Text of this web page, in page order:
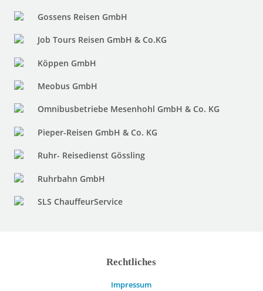
Gossens Reisen GmbH
Job Tours Reisen GmbH & Co.KG
Köppen GmbH
Meobus GmbH
Omnibusbetriebe Mesenhohl GmbH & Co. KG
Pieper-Reisen GmbH & Co. KG
Ruhr- Reisedienst Gössling
Ruhrbahn GmbH
SLS ChauffeurService
Rechtliches
Impressum